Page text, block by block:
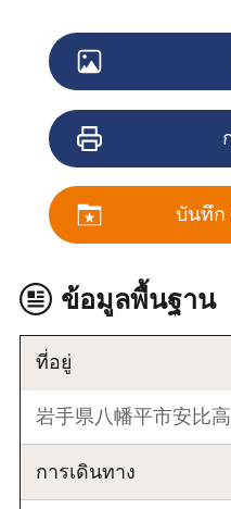
บันทึก
ข้อมูลพื้นฐาน
ที่อยู่
岩手県八幡平市安比
การเดินทาง